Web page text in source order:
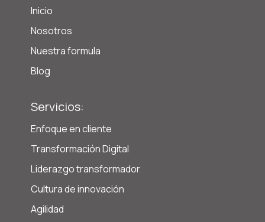
Inicio
Nosotros
Nuestra formula
Blog
Servicios:
Enfoque en cliente
Transformación Digital
Liderazgo transformador
Cultura de innovación
Agilidad